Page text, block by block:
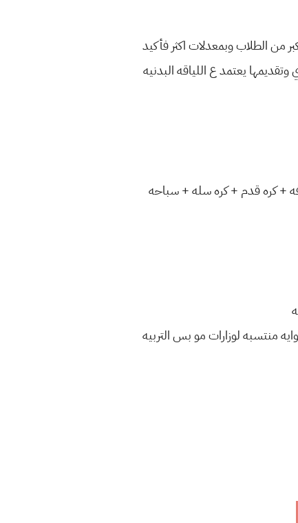
58 لكن يرتفع في حال تقديم عدد اكبر من الطلاب وبمعدلات اكثر فأكيد
يعتمد ع اللياقه البدنيه
+ كره قدم + كره سله + سباحه
منتسبه لوزارات مو بس التربيه